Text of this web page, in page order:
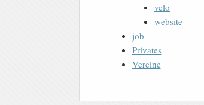
velo
website
job
Privates
Vereine